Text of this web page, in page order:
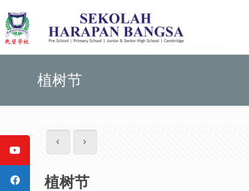
植树节
植树节